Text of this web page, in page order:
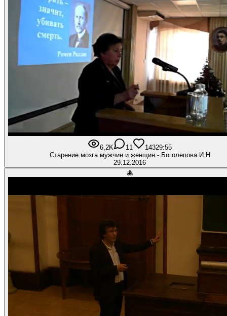
6,2K 11 14329:55
Старение мозга мужчин и женщин - Боголепова И.Н
29.12.2016
🐙